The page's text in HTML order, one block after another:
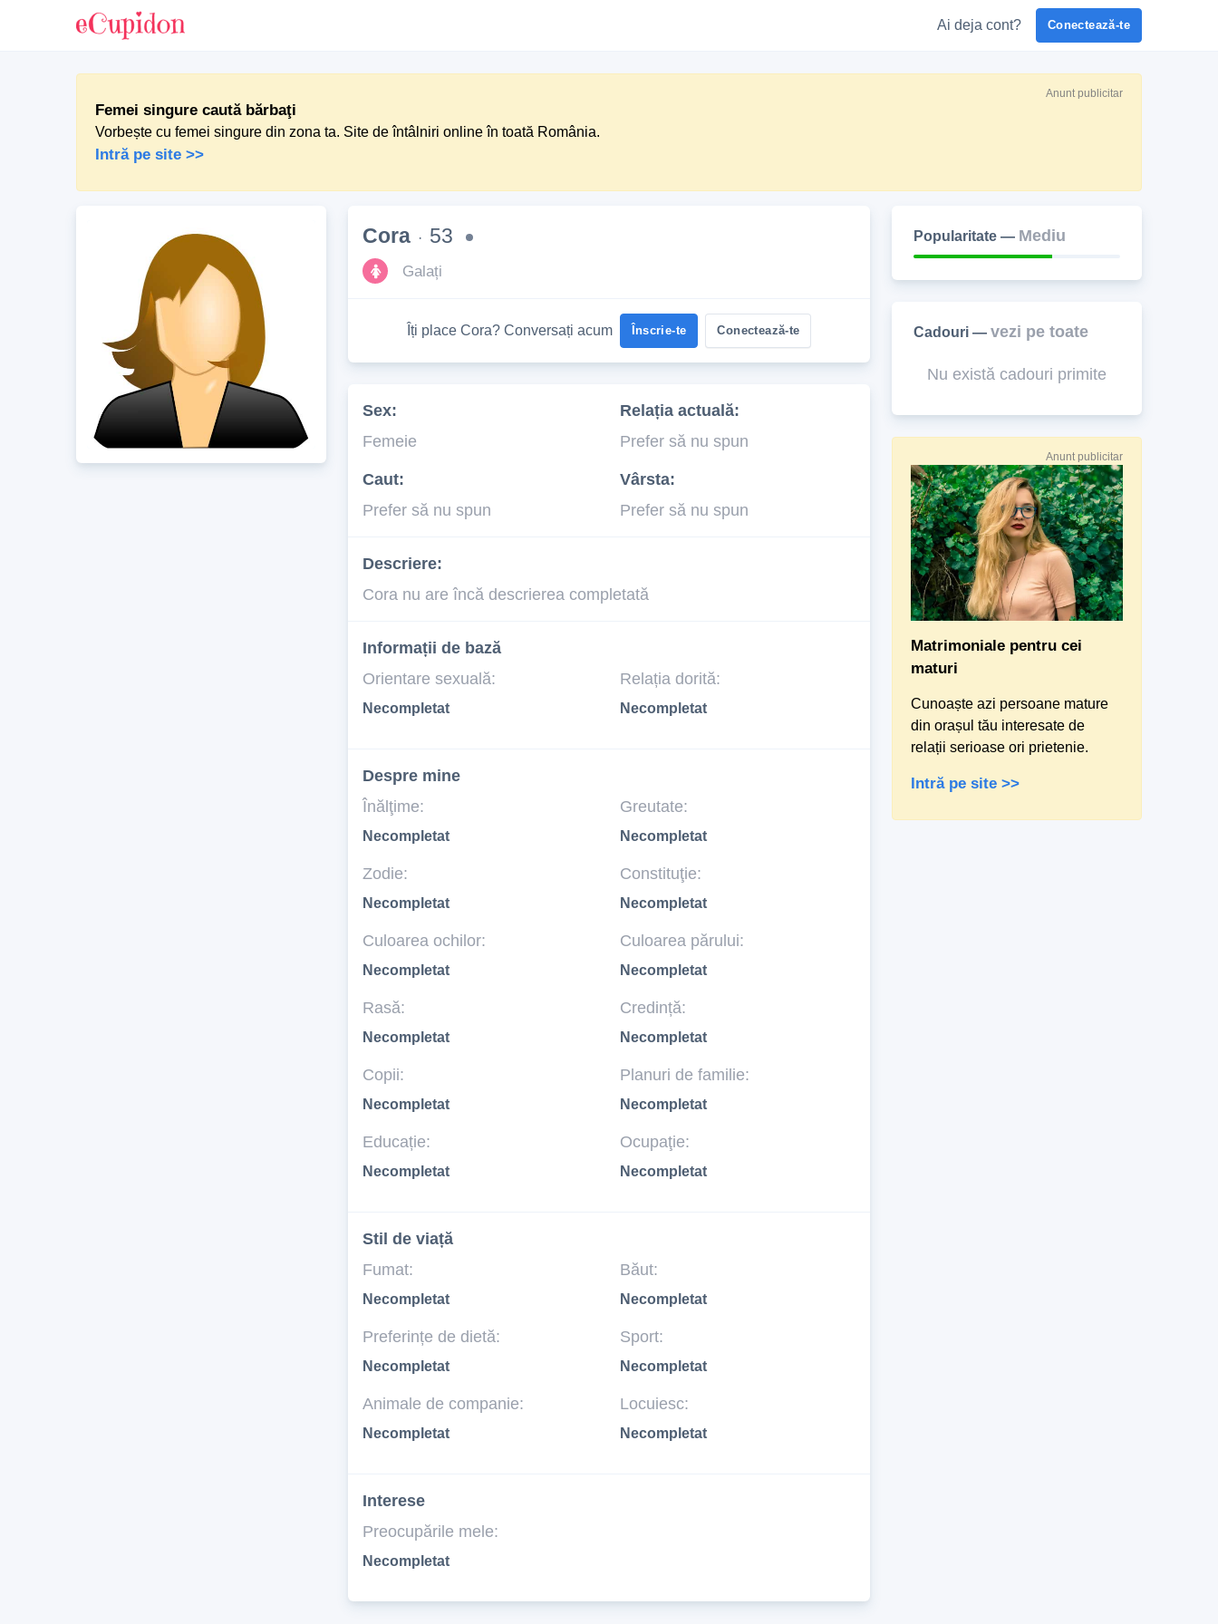
Ai deja cont? Conectează-te
Anunt publicitar
Femei singure caută bărbaţi
Vorbește cu femei singure din zona ta. Site de întâlniri online în toată România.
Intră pe site >>
Cora · 53
Galați
Îți place Cora? Conversați acum Înscrie-te Conectează-te
Sex:
Femeie
Relația actuală:
Prefer să nu spun
Caut:
Prefer să nu spun
Vârsta:
Prefer să nu spun
Descriere:
Cora nu are încă descrierea completată
Informații de bază
Orientare sexuală:
Necompletat
Relația dorită:
Necompletat
Despre mine
Înălţime:
Necompletat
Greutate:
Necompletat
Zodie:
Necompletat
Constituţie:
Necompletat
Culoarea ochilor:
Necompletat
Culoarea părului:
Necompletat
Rasă:
Necompletat
Credință:
Necompletat
Copii:
Necompletat
Planuri de familie:
Necompletat
Educație:
Necompletat
Ocupaţie:
Necompletat
Stil de viață
Fumat:
Necompletat
Băut:
Necompletat
Preferințe de dietă:
Necompletat
Sport:
Necompletat
Animale de companie:
Necompletat
Locuiesc:
Necompletat
Interese
Preocupările mele:
Necompletat
Popularitate — Mediu
Cadouri — vezi pe toate
Nu există cadouri primite
Anunt publicitar
Matrimoniale pentru cei
maturi
Cunoaște azi persoane mature
din orașul tău interesate de
relații serioase ori prietenie.
Intră pe site >>